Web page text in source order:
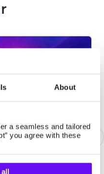
About
a seamless and tailored
you agree with these
all
AI-